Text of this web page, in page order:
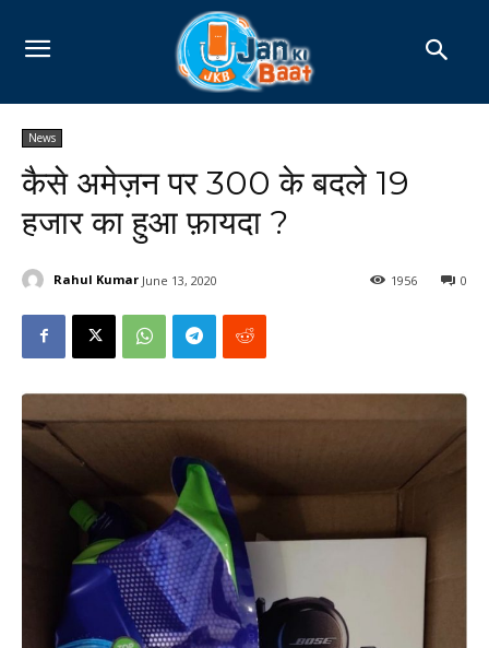
News
कैसे अमेज़न पर ₹300 के बदले 19
हजार का हुआ फ़ायदा ?
Rahul Kumar June 13, 2020 0
1956